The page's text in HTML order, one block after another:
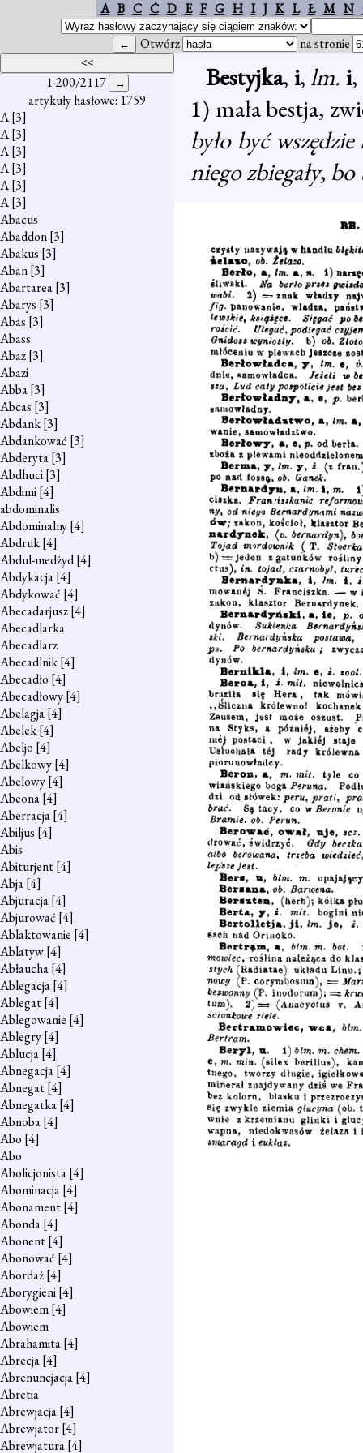
A B C Ć D E F G H I J K L Ł M N
Otwórz na stronie
1-200/2117
artykuły hasłowe: 1759
A[3]
A[3]
A[3]
A[3]
A[3]
A[3]
Abacus
Abaddon[3]
Abakus [3]
Aban[3]
Abartarea[3]
Abarys [3]
Abas [3]
Abass
Abaz[3]
Abazi
Abba[3]
Abcas [3]
Abdank[3]
Abdankować [3]
Abderyta[3]
Abdhuci[3]
Abdimi[4]
abdominalis
Abdominalny[4]
Abdruk[4]
Abdul-medżyd[4]
Abdykacja[4]
Abdykować [4]
Abecadarjusz[4]
Abecadlarka
Abecadlarz
Abecadlnik[4]
Abecadło [4]
Abecadłowy[4]
Abelagja[4]
Abelek[4]
Abeljo [4]
Abelkowy[4]
Abelowy[4]
Abeona[4]
Aberracja[4]
Abiljus [4]
Abis
Abiturjent[4]
Abja[4]
Abjuracja[4]
Abjurować [4]
Ablaktowanie [4]
Ablatyw[4]
Abłaucha[4]
Ablegacja[4]
Ablegat[4]
Ablegowanie [4]
Ablegry[4]
Ablucja[4]
Abnegacja[4]
Abnegat[4]
Abnegatka[4]
Abnoba[4]
Abo [4]
Abo
Abolicjonista[4]
Abominacja[4]
Abonament[4]
Abonda[4]
Abonent[4]
Abonować [4]
Abordaż[4]
Aborygieni[4]
Abowiem[4]
Abowiem
Abrahamita[4]
Abrecja[4]
Abrenuncjacja[4]
Abretia
Abrewjacja[4]
Abrewjator[4]
Abrewjatura[4]
Bestyjka, i,lm. i,
1) mała bestja,
było być wszędzie
niego zbiegały, bo